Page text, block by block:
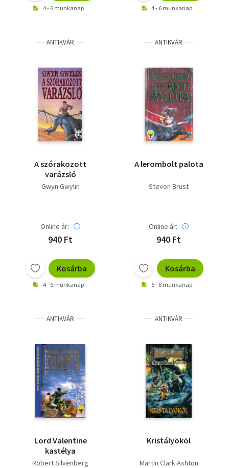
4 - 6 munkanap 4 - 6 munkanap
ANTIKVÁR
A szórakozott
varázsló
Gwyn Gwylin
Online ár:
940 Ft
Kosárba
4 - 6 munkanap
ANTIKVÁR
A lerombolt palota
Steven Brust
Online ár:
940 Ft
Kosárba
6 - 8 munkanap
ANTIKVÁR
Lord Valentine
kastélya
Robert Silvenberg
ANTIKVÁR
Kristályököl
Martin Clark Ashton